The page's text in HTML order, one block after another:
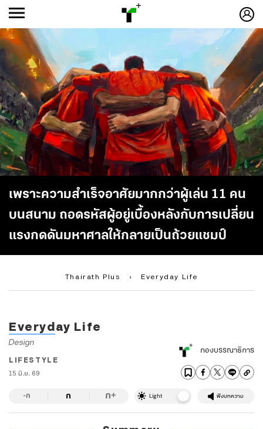
เพราะความสำเร็จอาศัยมากกว่าผู้เล่น 11 คน
บนสนาม ถอดรหัสผู้อยู่เบื้องหลังกับการเปลี่ยน
แรงกดดันมหาศาลให้กลายเป็นถ้วยแชมป์
Thairath Plus › Everyday Life
-ก
Everyday Life
Design
LIFESTYLE
15 มิ.ย. 69
กองบรรณาธิการ
-ก ก ก+ Light ฟังบทความ